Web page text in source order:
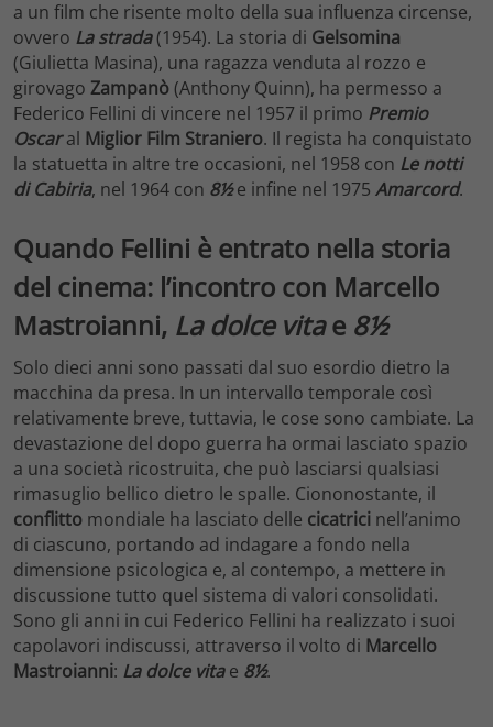
a un film che risente molto della sua influenza circense,
ovvero La strada(1954). La storia di Gelsomina
(Giulietta Masina), una ragazza venduta al rozzo e
girovago Zampanò(Anthony Quinn), ha permesso a
Federico Fellini di vincere nel 1957 il primo Premio
Oscaral Miglior Film Straniero. Il regista ha conquistato
la statuetta in altre tre occasioni, nel 1958 con Le notti
di Cabiria, nel 1964 con 8½e infine nel 1975 Amarcord.
Quando Fellini è entrato nella storia
del cinema: l’incontro con Marcello
Mastroianni, La dolce vitae 8½
Solo dieci anni sono passati dal suo esordio dietro la
macchina da presa. In un intervallo temporale così
relativamente breve, tuttavia, le cose sono cambiate. La
devastazione del dopo guerra ha ormai lasciato spazio
a una società ricostruita, che può lasciarsi qualsiasi
rimasuglio bellico dietro le spalle. Ciononostante, il
conflitto mondiale ha lasciato delle cicatrici nell’animo
di ciascuno, portando ad indagare a fondo nella
dimensione psicologica e, al contempo, a mettere in
discussione tutto quel sistema di valori consolidati.
Sono gli anni in cui Federico Fellini ha realizzato i suoi
capolavori indiscussi, attraverso il volto di Marcello
Mastroianni: La dolce vita e 8½.